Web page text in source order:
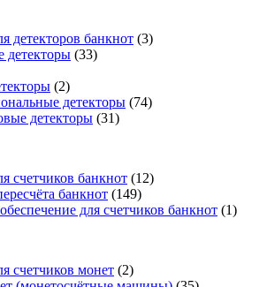
детекторов банкнот (3)
детекторы (33)
(2)
детекторы (74)
детекторы (31)
счетчиков банкнот (12)
банкнот (149)
для счетчиков банкнот (1)
счетчиков монет (2)